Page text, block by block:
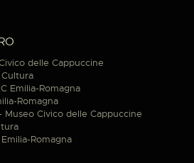
delle Cappuccine
Emilia-Romagna
Romagna
Museo Civico delle Cappuccine
Romagna